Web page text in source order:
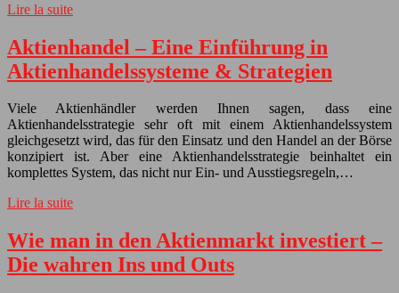
Lire la suite
Aktienhandel – Eine Einführung in
Aktienhandelssysteme & Strategien
Viele Aktienhändler werden Ihnen sagen, dass eine
Aktienhandelsstrategie sehr oft mit einem Aktienhandelssystem
gleichgesetzt wird, das für den Einsatz und den Handel an der Börse
konzipiert ist. Aber eine Aktienhandelsstrategie beinhaltet ein
komplettes System, das nicht nur Ein- und Ausstiegsregeln,…
Lire la suite
Wie man in den Aktienmarkt investiert –
Die wahren Ins und Outs